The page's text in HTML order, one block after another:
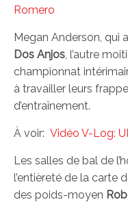
Romero
Megan Anderson, qui
Dos Anjos , l’autre
championnat
à travailler leurs
d’entraînement.
À voir: Vidéo V-Log:
Les salles de bal de
l’entièreté de la carte
des poids-moyen